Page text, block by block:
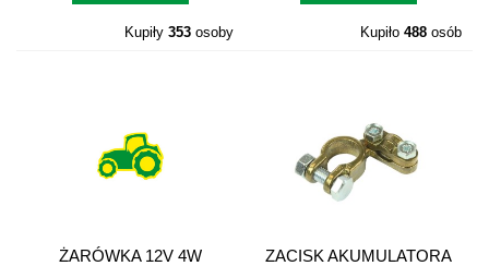
Kupiły 353 osoby Kupiło 488 osób
ŻARÓWKA 12V 4W
ZACISK AKUMULATORA